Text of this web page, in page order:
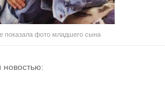
показала фото младшего сына
новостью: